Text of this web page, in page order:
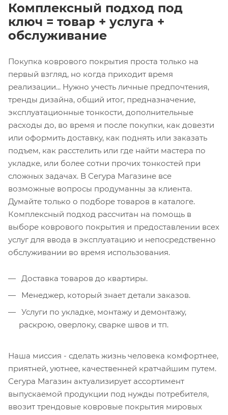
Комплексный подход под
ключ = товар + услуга +
обслуживание
Покупка коврового покрытия проста только на
первый взгляд, но когда приходит время
реализации... Нужно учесть личные предпочтения,
тренды дизайна, общий итог, предназначение,
эксплуатационные тонкости, дополнительные
расходы до, во время и после покупки, как довезти
или оформить доставку, как поднять или заказать
подъем, как расстелить или где найти мастера по
укладке, или более сотни прочих тонкостей при
сложных задачах. В Сегура Магазине все
возможные вопросы продуманны за клиента.
Думайте только о подборе товаров в каталоге.
Комплексный подход рассчитан на помощь в
выборе коврового покрытия и предоставлении всех
услуг для ввода в эксплуатацию и непосредственно
обслуживании во время использования.
Доставка товаров до квартиры.
Менеджер, который знает детали заказов.
Услуги по укладке, монтажу и демонтажу,
раскрою, оверлоку, сварке швов и тп.
Наша миссия - сделать жизнь человека комфортнее,
приятней, уютнее, качественней кратчайшим путем.
Сегура Магазин актуализирует ассортимент
выпускаемой продукции под нужды потребителя,
ввозит трендовые ковровые покрытия мировых